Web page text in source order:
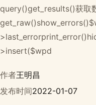
query()get_results()获取
>insert($wpd
作者王明昌
发布时间2022-01-07